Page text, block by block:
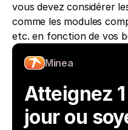
vous devez considérer
comme les modules
etc. en fonction de vos
Minea
Atteignez
jour ou